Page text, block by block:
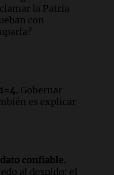
en Rosario contra
debatida en
"Construyeron un
la Patria
con
Gobernar
es explicar
confiable.
al despido: el